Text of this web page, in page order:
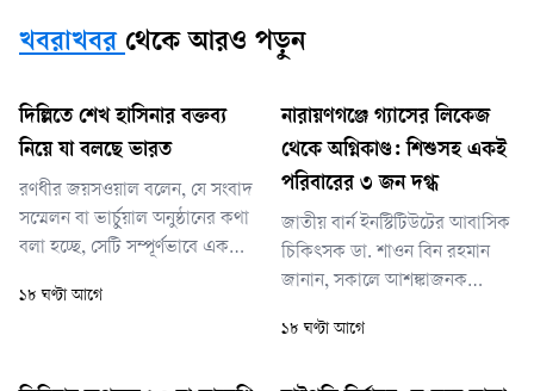
খবরাখবর থেকে আরও পড়ুন
দিল্লিতে শেখ হাসিনার বক্তব্য
নিয়ে যা বলছে ভারত
রণধীর জয়সওয়াল বলেন, যে সংবাদ
সম্মেলন বা ভার্চুয়াল অনুষ্ঠানের কথা
বলা হচ্ছে, সেটি সম্পূর্ণভাবে একটি
উদ্যোগ ছিল।
১৮ ঘণ্টা আগে
নারায়ণগঞ্জে গ্যাসের লিকেজ
থেকে অগ্নিকাণ্ড: শিশুসহ একই
পরিবারের ৩ জন দগ্ধ
জাতীয় বার্ন ইনস্টিটিউটের আবাসিক
চিকিৎসক ডা. শাওন বিন রহমান
জানান, সকালে আশঙ্কাজনক
হয়। তিনজনের শরীরই
১৮ ঘণ্টা আগে